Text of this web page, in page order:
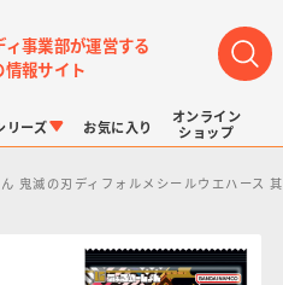
事業部が運営する
報サイト
リーズ お気に入り
オンライン
ショップ
鬼滅の刃ディフォルメシールウエハース